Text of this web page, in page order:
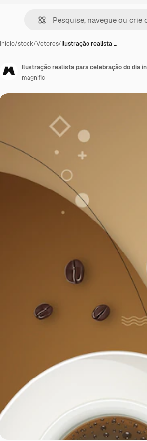
Início/stock/Vetores/Ilustração realista …
Ilustração realista para celebração do dia
magnific